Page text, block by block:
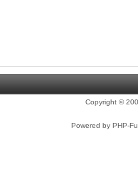
Copyright ©
Powered by PHP-